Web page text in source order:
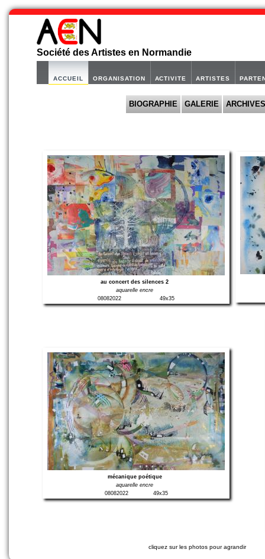
Société des Artistes en Normandie
ACCUEIL ORGANISATION ACTIVITE ARTISTES
BIOGRAPHIE GALERIE ARCHIVES
au concert des silences 2
aquarelle encre
08082022
49x35
mécanique poétique
aquarelle encre
08082022
49x35
cliquez sur les photos pour agrandir